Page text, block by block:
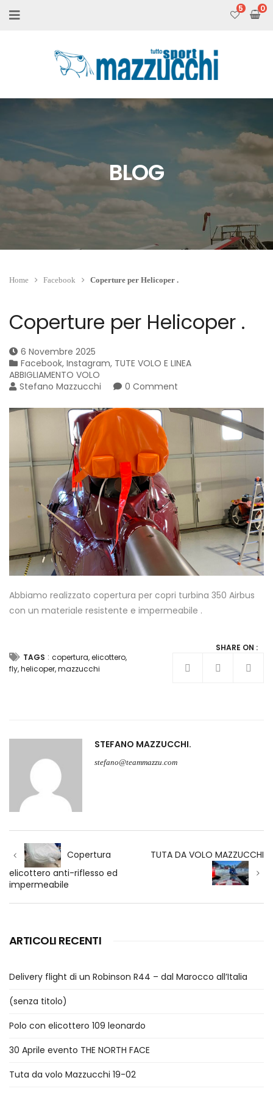
5
BLOG
Home Facebook Coperture per Helicoper .
Coperture per Helicoper .
6 Novembre 2025
Facebook, Instagram, TUTE VOLO E LINEA
ABBIGLIAMENTO VOLO
Stefano Mazzucchi
0 Comment
Abbiamo realizzato copertura per copri turbina 350 Airbus
con un materiale resistente e impermeabile .
TAGS : copertura,elicottero,
fly,helicoper,mazzucchi
SHARE ON :
STEFANO MAZZUCCHI
stefano@teammazzu.com
Navigazione
articoli
Copertura
elicottero anti-riflesso ed
impermeabile
TUTA DA VOLO MAZZUCCHI
ARTICOLI RECENTI
Delivery flight di un Robinson R44 – dal Marocco all’Italia
(senza titolo)
Polo con elicottero 109 leonardo
30 Aprile evento THE NORTH FACE
Tuta da volo Mazzucchi 19-02